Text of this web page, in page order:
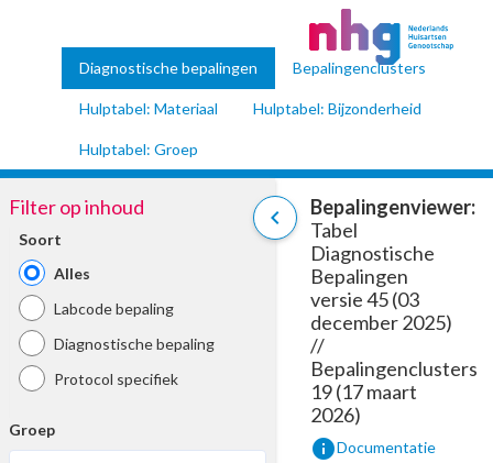
Diagnostische bepalingen Bepalingenclusters
Hulptabel: Materiaal Hulptabel: Bijzonderheid
Hulptabel: Groep
chevron_left
Filter op inhoud
Soort
Alles
Labcode bepaling
Diagnostische bepaling
Protocol specifiek
Groep
Bepalingenviewer:
Tabel
Diagnostische
Bepalingen
versie 45 (03
december 2025)
//
Bepalingenclusters
19 (17 maart
2026)
infoDocumentatie